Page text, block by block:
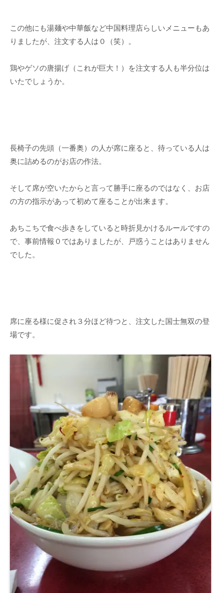
この他にも湯麺や中華飯など中国料理店らしいメニューもあ
りましたが、注文する人は０（笑）。
鶏やゲソの唐揚げ（これが巨大！）を注文する人も半分位は
いたでしょうか。
長椅子の先頭（一番奥）の人が席に座ると、待っている人は
奥に詰めるのがお店の作法。
そして席が空いたからと言って勝手に座るのではなく、お店
の方の指示があって初めて座ることが出来ます。
あちこちで食べ歩きをしていると時折見かけるルールですの
で、事前情報０ではありましたが、戸惑うことはありません
でした。
席に座る様に促され３分ほど待つと、注文した国士無双の登
場です。